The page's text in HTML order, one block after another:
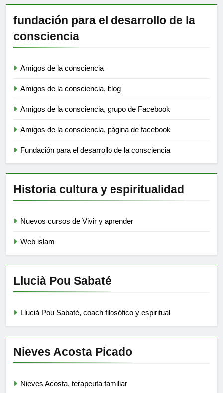
fundación para el desarrollo de la
consciencia
Amigos de la consciencia
Amigos de la consciencia, blog
Amigos de la consciencia, grupo de Facebook
Amigos de la consciencia, página de facebook
Fundación para el desarrollo de la consciencia
Historia cultura y espiritualidad
Nuevos cursos de Vivir y aprender
Web islam
Llucià Pou Sabaté
Llucià Pou Sabaté, coach filosófico y espiritual
Nieves Acosta Picado
Nieves Acosta, terapeuta familiar